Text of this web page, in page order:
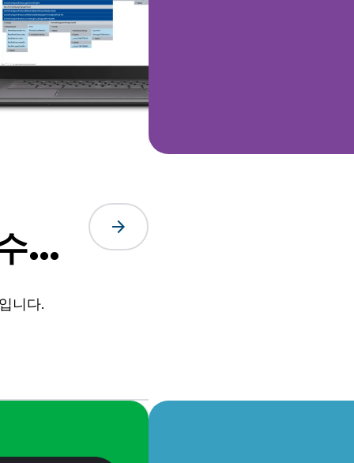
백
합
arrow_forward
니다.